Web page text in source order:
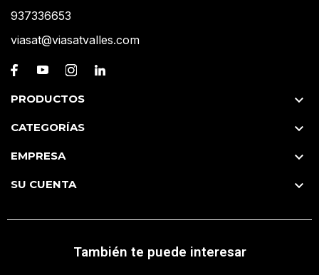
937336653
viasat@viasatvalles.com
PRODUCTOS 
CATEGORÍAS 
EMPRESA 
SU CUENTA 
También te puede interesar